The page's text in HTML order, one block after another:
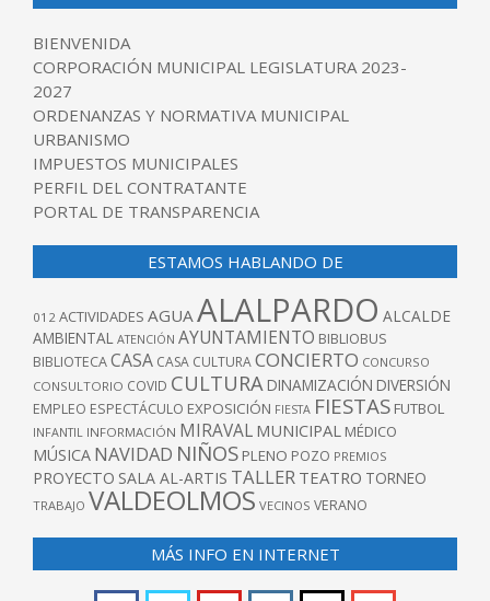
BIENVENIDA
CORPORACIÓN MUNICIPAL LEGISLATURA 2023-
2027
ORDENANZAS Y NORMATIVA MUNICIPAL
URBANISMO
IMPUESTOS MUNICIPALES
PERFIL DEL CONTRATANTE
PORTAL DE TRANSPARENCIA
ESTAMOS HABLANDO DE
012 ACTIVIDADES AGUAALALPARDO ALCALDE
AMBIENTAL ATENCIÓN AYUNTAMIENTO BIBLIOBUS
BIBLIOTECACASA CASA CULTURACONCIERTO CONCURSO
CONSULTORIO COVID CULTURA DINAMIZACIÓN DIVERSIÓN
EMPLEO ESPECTÁCULO EXPOSICIÓN FIESTA FIESTAS FUTBOL
INFANTIL INFORMACIÓN MIRAVAL MUNICIPAL MÉDICO
MÚSICA NAVIDAD NIÑOS PLENO POZO PREMIOS
PROYECTO SALA AL-ARTIS TALLER TEATRO TORNEO
TRABAJO VALDEOLMOS VECINOS VERANO
MÁS INFO EN INTERNET